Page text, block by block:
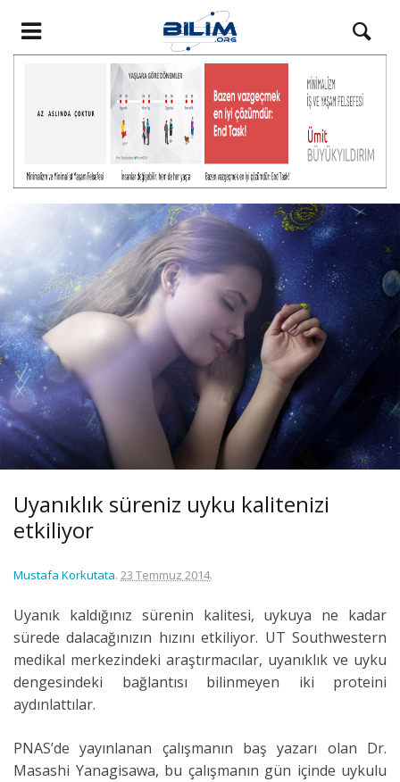
Uyanıklık süreniz uyku kalitenizi
etkiliyor
Mustafa Korkutata. 23 Temmuz 2014.
Uyanık kaldığınız sürenin kalitesi, uykuya ne kadar
sürede dalacağınızın hızını etkiliyor. UT Southwestern
medikal merkezindeki araştırmacılar, uyanıklık ve uyku
dengesindeki bağlantısı bilinmeyen iki proteini
aydınlattılar.
PNAS’de yayınlanan çalışmanın baş yazarı olan Dr.
Masashi Yanagisawa, bu çalışmanın gün içinde uykulu